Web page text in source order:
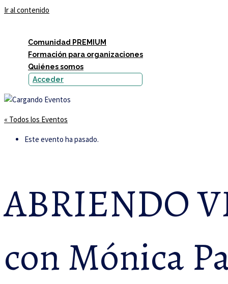
Ir al contenido
Comunidad PREMIUM
Formación para organizaciones
Quiénes somos
Acceder
« Todos los Eventos
Este evento ha pasado.
ABRIENDO
con Mónica